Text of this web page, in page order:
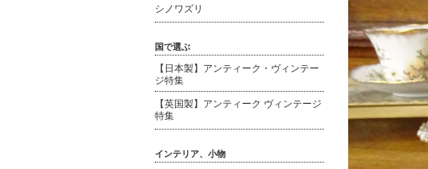
シノワズリ
国で選ぶ
【日本製】アンティーク・ヴィンテー
ジ特集
【英国製】アンティーク ヴィンテージ
特集
インテリア、小物